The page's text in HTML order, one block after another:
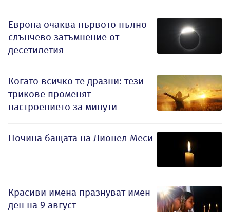
Европа очаква първото пълно
слънчево затъмнение от
десетилетия
Когато всичко те дразни: тези
трикове променят
настроението за минути
Почина бащата на Лионел Меси
Красиви имена празнуват имен
ден на 9 август